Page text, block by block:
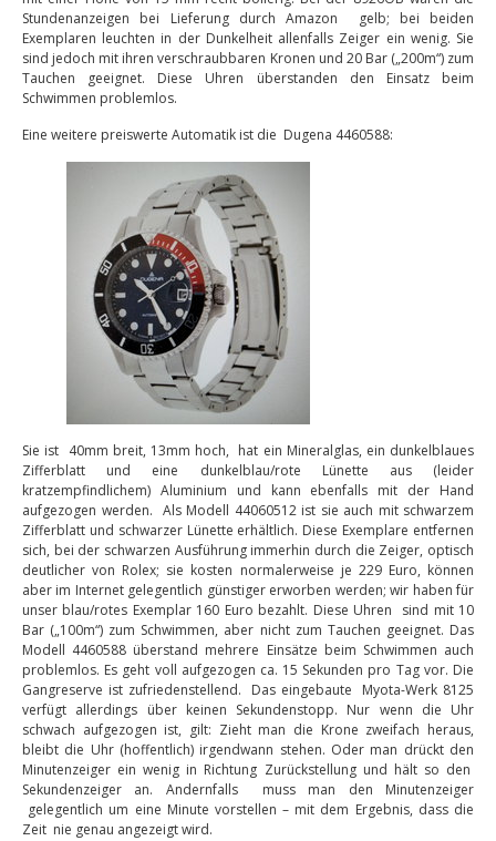
Stundenanzeigen bei Lieferung durch Amazon gelb; bei beiden
Exemplaren leuchten in der Dunkelheit allenfalls Zeiger ein wenig. Sie
sind jedoch mit ihren verschraubbaren Kronen und 20 Bar („200m“) zum
Tauchen geeignet. Diese Uhren überstanden den Einsatz beim
Schwimmen problemlos.
Eine weitere preiswerte Automatik ist die Dugena 4460588:
Sie ist 40mm breit, 13mm hoch, hat ein Mineralglas, ein dunkelblaues
Zifferblatt und eine dunkelblau/rote Lünette aus (leider
kratzempfindlichem) Aluminium und kann ebenfalls mit der Hand
aufgezogen werden. Als Modell 44060512 ist sie auch mit schwarzem
Zifferblatt und schwarzer Lünette erhältlich. Diese Exemplare entfernen
sich, bei der schwarzen Ausführung immerhin durch die Zeiger, optisch
deutlicher von Rolex; sie kosten normalerweise je 229 Euro, können
aber im Internet gelegentlich günstiger erworben werden; wir haben für
unser blau/rotes Exemplar 160 Euro bezahlt. Diese Uhren sind mit 10
Bar („100m“) zum Schwimmen, aber nicht zum Tauchen geeignet. Das
Modell 4460588 überstand mehrere Einsätze beim Schwimmen auch
problemlos. Es geht voll aufgezogen ca. 15 Sekunden pro Tag vor. Die
Gangreserve ist zufriedenstellend. Das eingebaute Myota-Werk 8125
verfügt allerdings über keinen Sekundenstopp. Nur wenn die Uhr
schwach aufgezogen ist, gilt: Zieht man die Krone zweifach heraus,
bleibt die Uhr (hoffentlich) irgendwann stehen. Oder man drückt den
Minutenzeiger ein wenig in Richtung Zurückstellung und hält so den
Sekundenzeiger an. Andernfalls muss man den Minutenzeiger
gelegentlich um eine Minute vorstellen – mit dem Ergebnis, dass die
Zeit nie genau angezeigt wird.